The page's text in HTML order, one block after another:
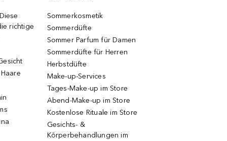
richtige
Sommerkosmetik
Sommerdüfte
Sommer Parfum für Damen
Sommerdüfte für Herren
Herbstdüfte
Make-up-Services
Tages-Make-up im Store
Abend-Make-up im Store
Kostenlose Rituale im Store
Gesichts- &
Körperbehandlungen im